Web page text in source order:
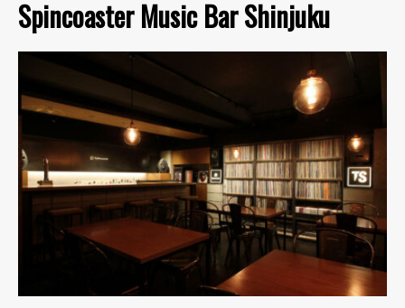
Spincoaster Music Bar Shinjuku